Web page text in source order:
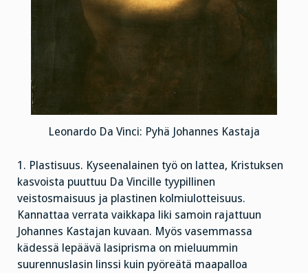
Leonardo Da Vinci: Pyhä Johannes Kastaja
1. Plastisuus. Kyseenalainen työ on lattea, Kristuksen
kasvoista puuttuu Da Vincille tyypillinen
veistosmaisuus ja plastinen kolmiulotteisuus.
Kannattaa verrata vaikkapa liki samoin rajattuun
Johannes Kastajan kuvaan. Myös vasemmassa
kädessä lepäävä lasiprisma on mieluummin
suurennuslasin linssi kuin pyöreätä maapalloa